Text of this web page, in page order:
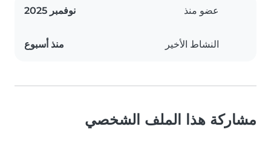
عضو منذ نوفمبر 2025
النشاط الأخير منذ أسبوع
مشاركة هذا الملف الشخصي